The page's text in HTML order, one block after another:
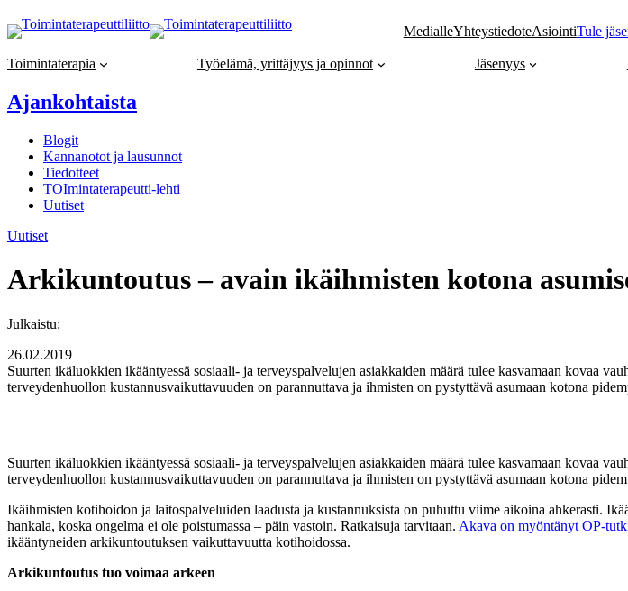
sisältöön
MedialleYhteystiedoteAsiointiTule
Toimintaterapia
Työelämä, yrittäjyys ja opinnot Jäsenyys
Ajankohtaista
Blogit
Kannanotot ja lausunnot
Tiedotteet
TOImintaterapeutti-lehti
Uutiset
Uutiset
Arkikuntoutus – avain ikäihmisten kotona
Julkaistu:
26.02.2019
Suurten ikäluokkien ikääntyessä sosiaali- ja terveyspalvelujen asiakkaiden määrä tulee kasvamaan kovaa
terveydenhuollon kustannusvaikuttavuuden on parannuttava ja ihmisten on pystyttävä asumaan kotona
Suurten ikäluokkien ikääntyessä sosiaali- ja terveyspalvelujen asiakkaiden määrä tulee kasvamaan kovaa
terveydenhuollon kustannusvaikuttavuuden on parannuttava ja ihmisten on pystyttävä asumaan kotona
Ikäihmisten kotihoidon ja laitospalveluiden laadusta ja kustannuksista on puhuttu viime aikoina ahkerasti.
hankala, koska ongelma ei ole poistumassa – päin vastoin. Ratkaisuja tarvitaan. Akava on myöntänyt OP-
ikääntyneiden arkikuntoutuksen vaikuttavuutta kotihoidossa.
Arkikuntoutus tuo voimaa arkeen